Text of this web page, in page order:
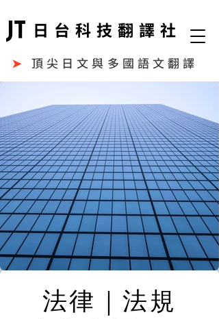
➤ 頂尖日文與多國語文翻譯
日台科技翻譯社
法律｜法規